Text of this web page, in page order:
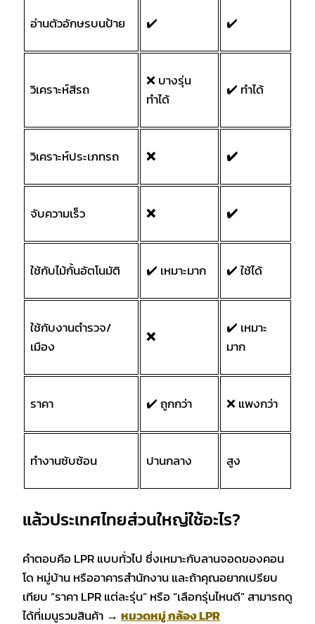
อ่านตัวอักษรบนป้าย ✔️ ✔️
วิเคราะห์สีรถ
❌ บางรุ่น
ทำได้
✔️ ทำได้
วิเคราะห์ประเภทรถ ❌ ✔️
จับความเร็ว ❌ ✔️
ใช้กับไม้กั้นอัตโนมัติ ✔️ เหมาะมาก ✔️ ใช้ได้
ใช้กับงานตำรวจ/
เมือง
❌
✔️ เหมาะ
มาก
ราคา ✔️ ถูกกว่า ❌ แพงกว่า
ทำงานซับซ้อน ปานกลาง สูง
แล้วประเทศไทยส่วนใหญ่ใช้อะไร?
คำตอบคือ LPR แบบทั่วไป ซึ่งเหมาะกับลานจอดของคอน
โด หมู่บ้าน หรืออาคารสำนักงาน และถ้าคุณอยากเปรียบ
เทียบ “ราคา LPR แต่ละรุ่น” หรือ “เลือกรุ่นไหนดี” สามารถดู
ได้ที่เมนูรวมสินค้า → หมวดหมู่ กล้อง LPR